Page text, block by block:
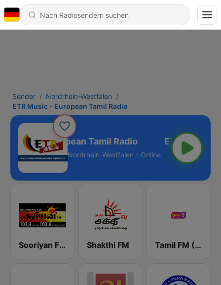
Sender
Nordrhein-Westfalen
ETR Music - European Tamil Radio
Music - European Tamil Radio
Nordrhein-Westfalen - Online
Sooriyan FM Shakthi FM Tamil FM (தமிழ்)